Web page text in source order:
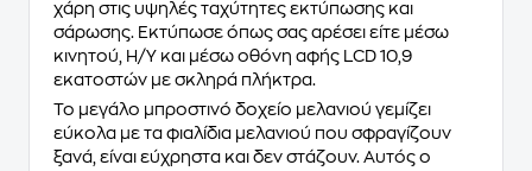
χάρη στις υψηλές ταχύτητες εκτύπωσης και
σάρωσης. Εκτύπωσε όπως σας αρέσει είτε μέσω
κινητού, H/Y και μέσω οθόνη αφής LCD 10,9
εκατοστών με σκληρά πλήκτρα.
Το μεγάλο μπροστινό δοχείο μελανιού γεμίζει
εύκολα με τα φιαλίδια μελανιού που σφραγίζουν
ξανά, είναι εύχρηστα και δεν στάζουν. Αυτός ο